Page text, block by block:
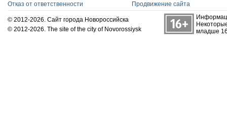
Отказ от ответственности
Продвижение сайта
© 2012-2026. Сайт города Новороссийска
© 2012-2026. The site of the city of Novorossiysk
младше